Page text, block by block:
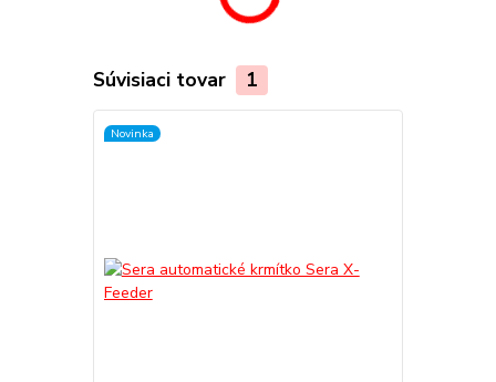
Súvisiaci tovar 1
Novinka